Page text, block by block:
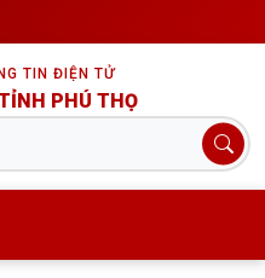
TIN ĐIỆN TỬ
PHÚ THỌ